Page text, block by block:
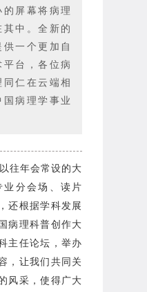
屏幕将病理
中。全新的
一个更加自
台，各位病
仁在云端相
病理学事业
往年会常设的大
分会场、读片
还根据学科发展
病理科普创作大
主任论坛，举办
，让我们共同关
风采，使得广大